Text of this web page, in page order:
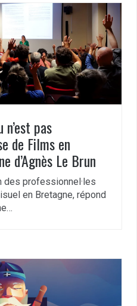
pas
de Films en
d’Agnès Le Brun
des professionnel·les
en Bretagne, répond